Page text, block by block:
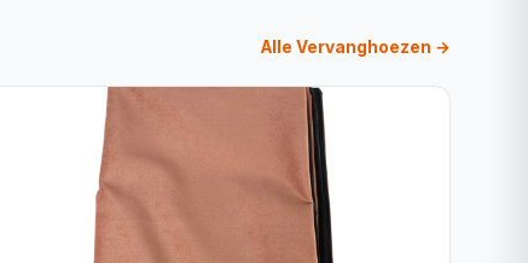
Alle Vervanghoezen →